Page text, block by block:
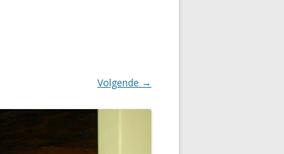
Volgende →